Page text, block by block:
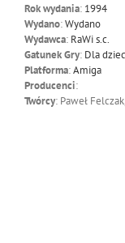
Rok wydania: 1994
Wydano:Wydano
Wydawca: RaWi s.c.
Gatunek Gry: Dla
Platforma:Amiga
Producenci:
Twórcy: Paweł